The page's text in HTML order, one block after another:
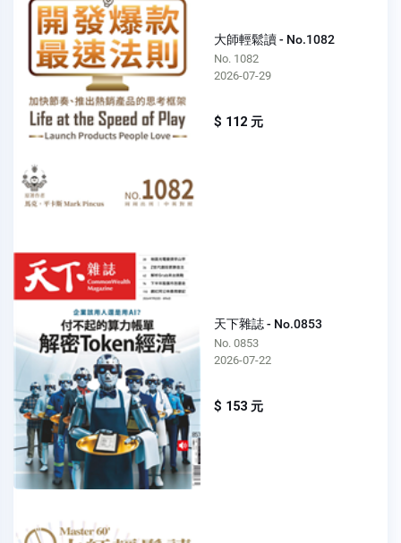
大師輕鬆讀 - No.1082
No. 1082
2026-07-29
$ 112 元
天下雜誌 - No.0853
No. 0853
2026-07-22
$ 153 元